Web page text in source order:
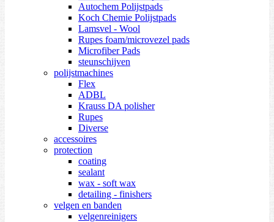
Autochem Polijstpads
Koch Chemie Polijstpads
Lamsvel - Wool
Rupes foam/microvezel pads
Microfiber Pads
steunschijven
polijstmachines
Flex
ADBL
Krauss DA polisher
Rupes
Diverse
accessoires
protection
coating
sealant
wax - soft wax
detailing - finishers
velgen en banden
velgenreinigers